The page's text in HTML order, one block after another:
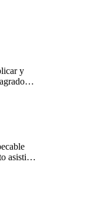
y
asistir y